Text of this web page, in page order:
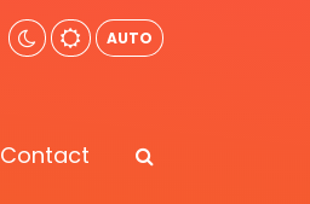
AUTO
Contact